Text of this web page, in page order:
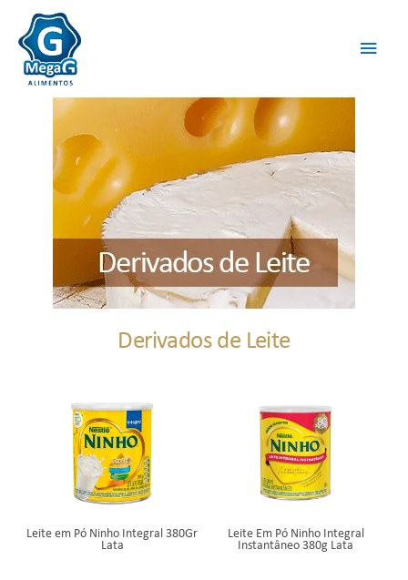
Derivados de Leite
Leite em Pó Ninho Integral 380Gr
Lata
Leite Em Pó Ninho Integral
Instantâneo 380g Lata